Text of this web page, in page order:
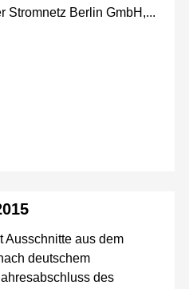
Stromnetz Berlin GmbH,...
Ausschnitte aus dem
deutschem
des